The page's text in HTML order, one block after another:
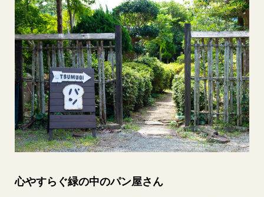
心やすらぐ緑の中のパン屋さん